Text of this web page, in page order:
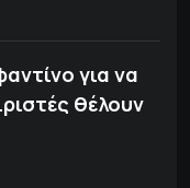
για να
θέλουν